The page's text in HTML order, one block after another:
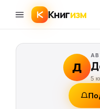
Книгизм
Д
5